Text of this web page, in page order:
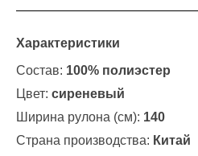
Характеристики
Состав: 100% полиэстер
Цвет: сиреневый
Ширина рулона (см): 140
Страна производства: Китай